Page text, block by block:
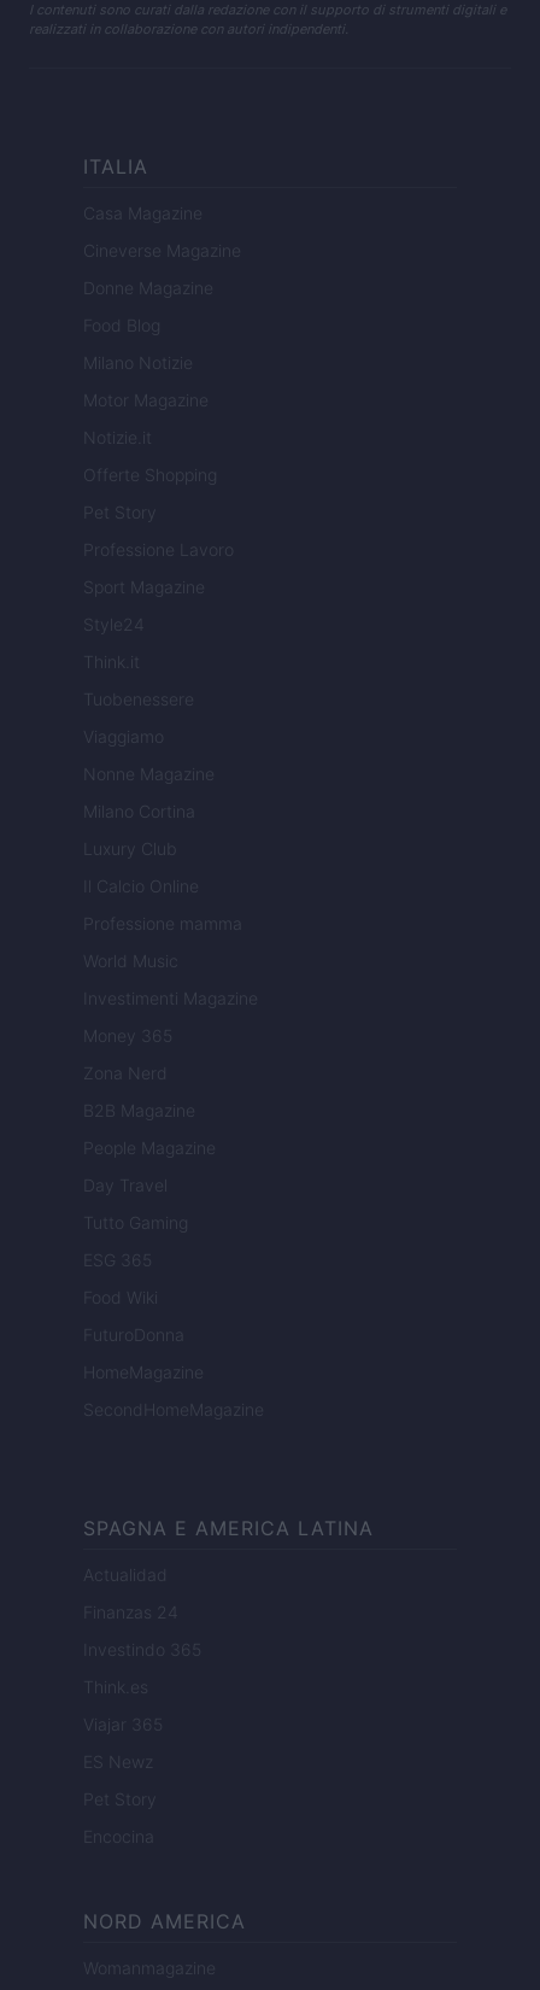
I contenuti sono curati dalla redazione con il supporto di strumenti digitali e
realizzati in collaborazione con autori indipendenti.
ITALIA
Casa Magazine
Cineverse Magazine
Donne Magazine
Food Blog
Milano Notizie
Motor Magazine
Notizie.it
Offerte Shopping
Pet Story
Professione Lavoro
Sport Magazine
Style24
Think.it
Tuobenessere
Viaggiamo
Nonne Magazine
Milano Cortina
Luxury Club
Il Calcio Online
Professione mamma
World Music
Investimenti Magazine
Money 365
Zona Nerd
B2B Magazine
People Magazine
Day Travel
Tutto Gaming
ESG 365
Food Wiki
FuturoDonna
HomeMagazine
SecondHomeMagazine
SPAGNA E AMERICA LATINA
Actualidad
Finanzas 24
Investindo 365
Think.es
Viajar 365
ES Newz
Pet Story
Encocina
NORD AMERICA
Womanmagazine